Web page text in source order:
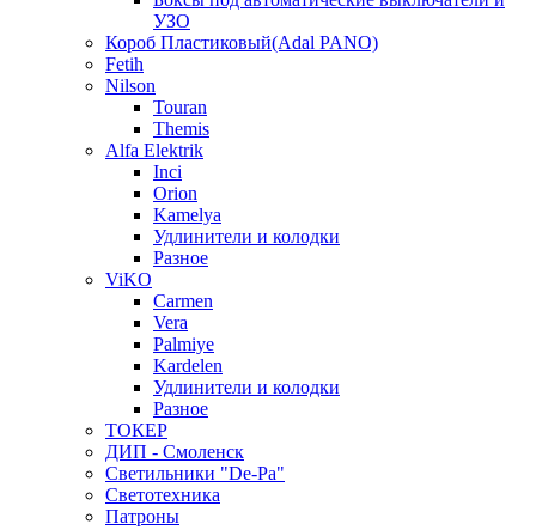
УЗО
Короб Пластиковый(Adal PANO)
Fetih
Nilson
Touran
Themis
Alfa Elektrik
Inci
Orion
Kamelya
Удлинители и колодки
Разное
ViKO
Carmen
Vera
Palmiye
Kardelen
Удлинители и колодки
Разное
ТОКЕР
ДИП - Смоленск
Светильники "De-Pa"
Светотехника
Патроны